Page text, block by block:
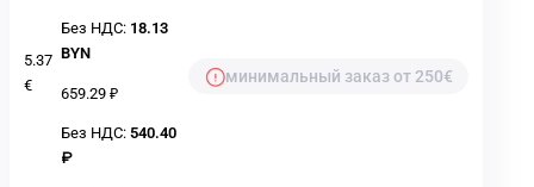
5.37
€
Без НДС: 18.13
BYN
659.29 ₽
Без НДС: 540.40
₽
минимальный заказ от 250€